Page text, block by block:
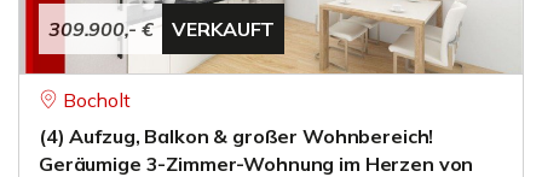
309.900,- € VERKAUFT
Bocholt
(4) Aufzug, Balkon & großer Wohnbereich!
Geräumige 3-Zimmer-Wohnung im Herzen von